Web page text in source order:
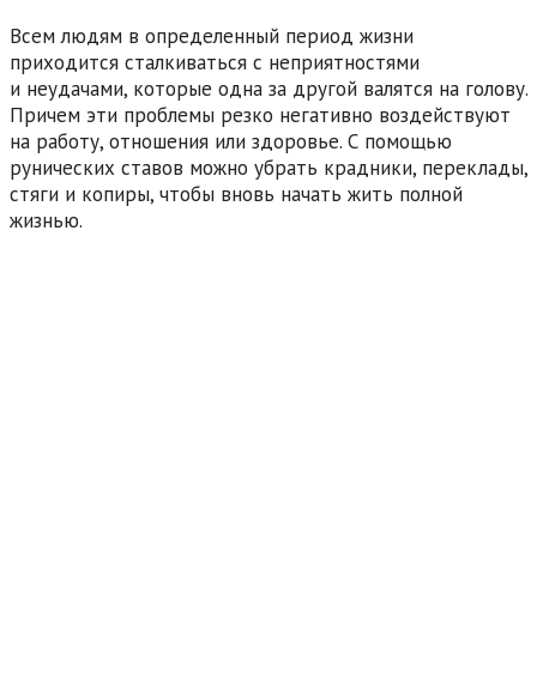
Всем людям в определенный период жизни
приходится сталкиваться с неприятностями
и неудачами, которые одна за другой валятся на голову.
Причем эти проблемы резко негативно воздействуют
на работу, отношения или здоровье. С помощью
рунических ставов можно убрать крадники, переклады,
стяги и копиры, чтобы вновь начать жить полной
жизнью.